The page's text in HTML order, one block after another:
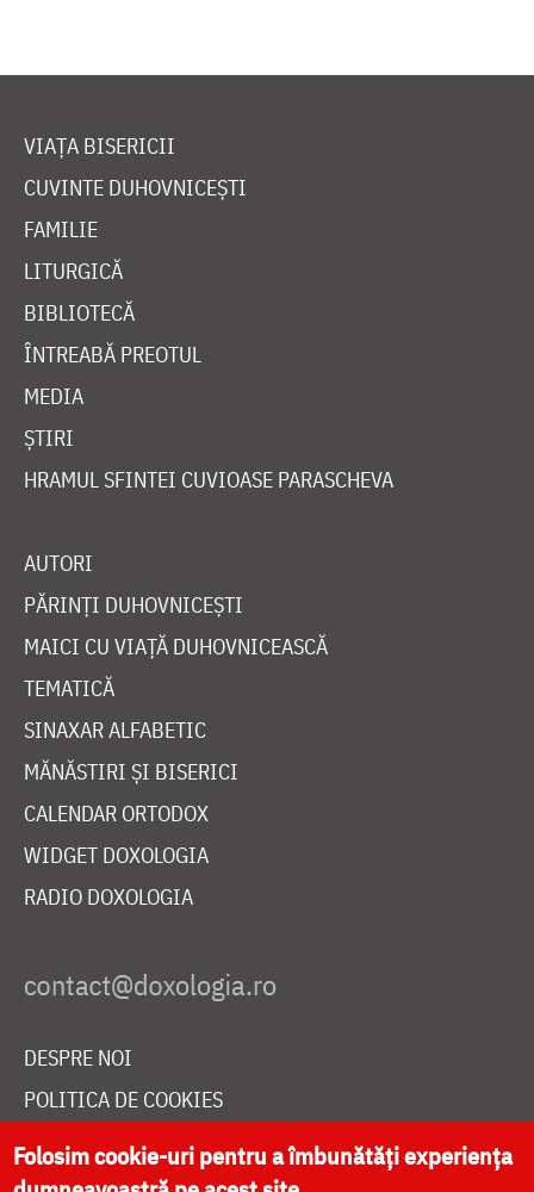
VIAȚA BISERICII
CUVINTE DUHOVNICEȘTI
FAMILIE
LITURGICĂ
BIBLIOTECĂ
ÎNTREABĂ PREOTUL
MEDIA
ȘTIRI
HRAMUL SFINTEI CUVIOASE PARASCHEVA
AUTORI
PĂRINȚI DUHOVNICEȘTI
MAICI CU VIAȚĂ DUHOVNICEASCĂ
TEMATICĂ
SINAXAR ALFABETIC
MĂNĂSTIRI ȘI BISERICI
CALENDAR ORTODOX
WIDGET DOXOLOGIA
RADIO DOXOLOGIA
DESPRE NOI
POLITICA DE COOKIES
DONEAZĂ ONLINE PENTRU CATEDRALA NAȚIONALĂ
Folosim cookie-uri pentru a îmbunătăți experiența